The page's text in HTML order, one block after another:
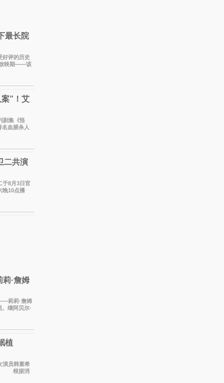
最长院
评的历史
放映期——该
如
案”！艾
血腥杀人
二共演
晚10点播
再度担
·詹姆
莉莉·詹姆
继阿贝尔·
植
。 根据消
工